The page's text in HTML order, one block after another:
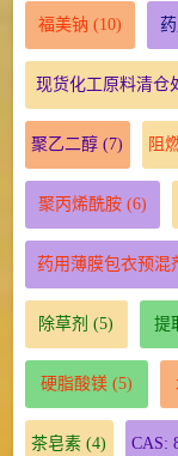
福美钠 (10)
现货化工原料清仓
聚乙二醇 (7) 阻
聚丙烯酰胺(6)
药用薄膜包衣预混
除草剂 (5) 提
硬脂酸镁(5)
茶皂素 (4) CAS: